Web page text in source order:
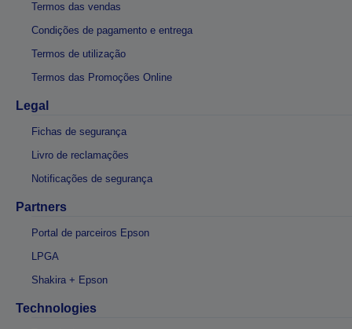
Termos das vendas
Condições de pagamento e entrega
Termos de utilização
Termos das Promoções Online
Legal
Fichas de segurança
Livro de reclamações
Notificações de segurança
Partners
Portal de parceiros Epson
LPGA
Shakira + Epson
Technologies